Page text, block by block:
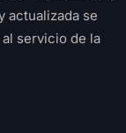
actualizada se
servicio de la